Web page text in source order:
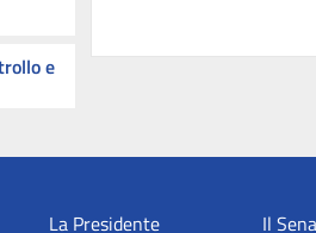
e
La Presidente Il